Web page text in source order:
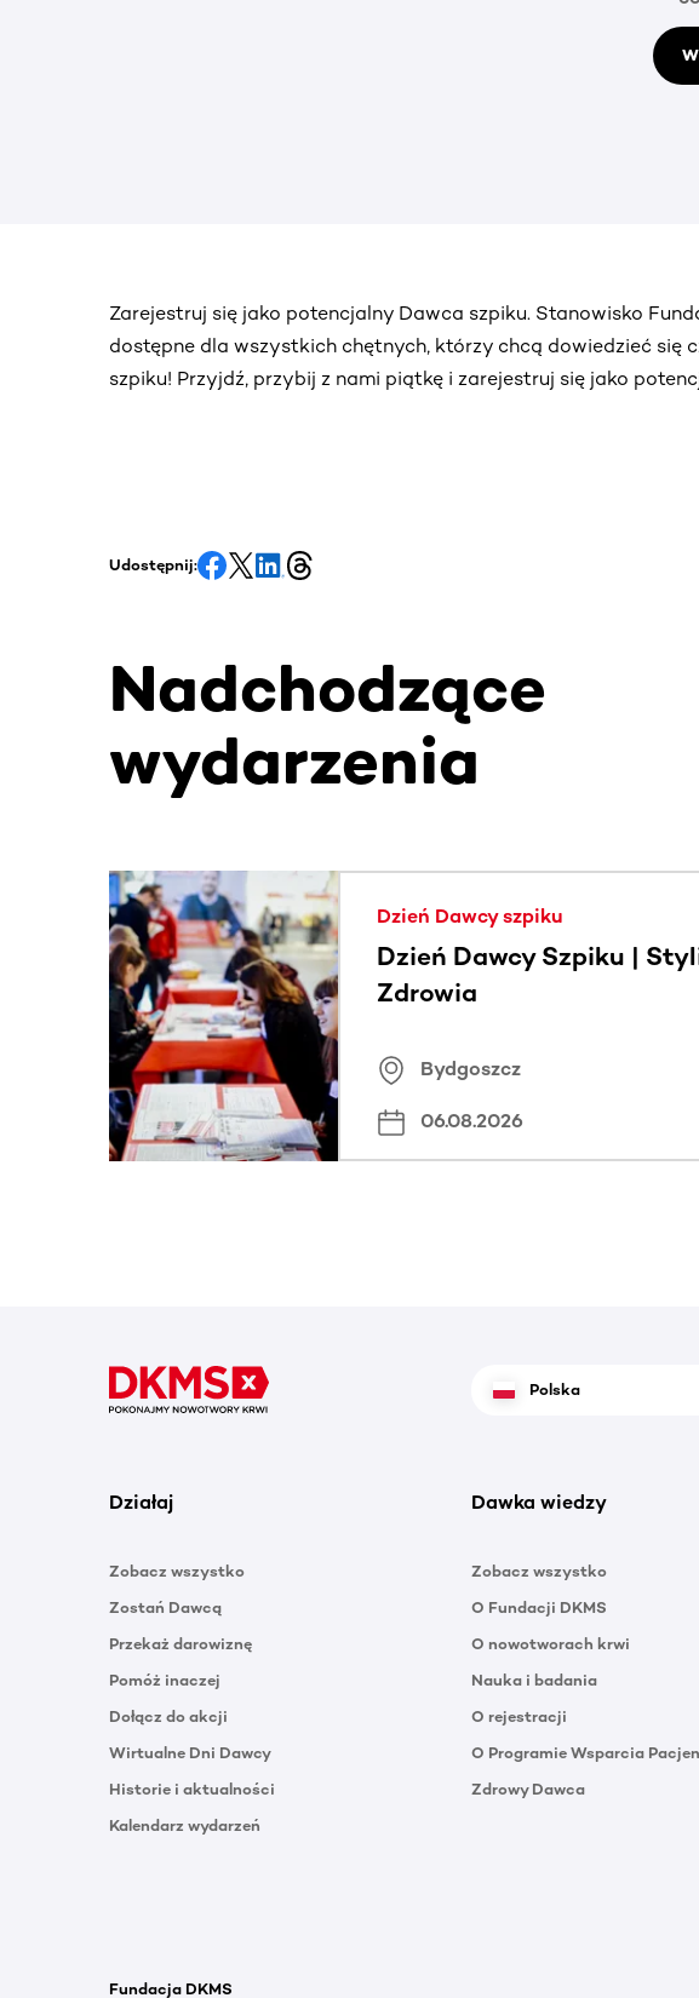
Zarejestruj się jako potencjalny Dawca szpiku. Stanowisko
dostępne dla wszystkich chętnych, którzy chcą dowiedzieć się
szpiku! Przyjdź, przybij z nami piątkę i zarejestruj się jako
Udostępnij:
Nadchodzące
wydarzenia
Ta sekcja zawiera treści przewijane w poziomie. Użyj klawisza
Dzień Dawcy szpiku
Dzień Dawcy Szpiku |
Zdrowia
Bydgoszcz
06.08.2026
Polska
Działaj
Zobacz wszystko
Zostań Dawcą
Przekaż darowiznę
Pomóż inaczej
Dołącz do akcji
Wirtualne Dni Dawcy
Historie i aktualności
Kalendarz wydarzeń
Dawka wiedzy
Zobacz wszystko
O Fundacji DKMS
O nowotworach krwi
Nauka i badania
O rejestracji
O Programie Wsparcia
Zdrowy Dawca
Fundacja DKMS